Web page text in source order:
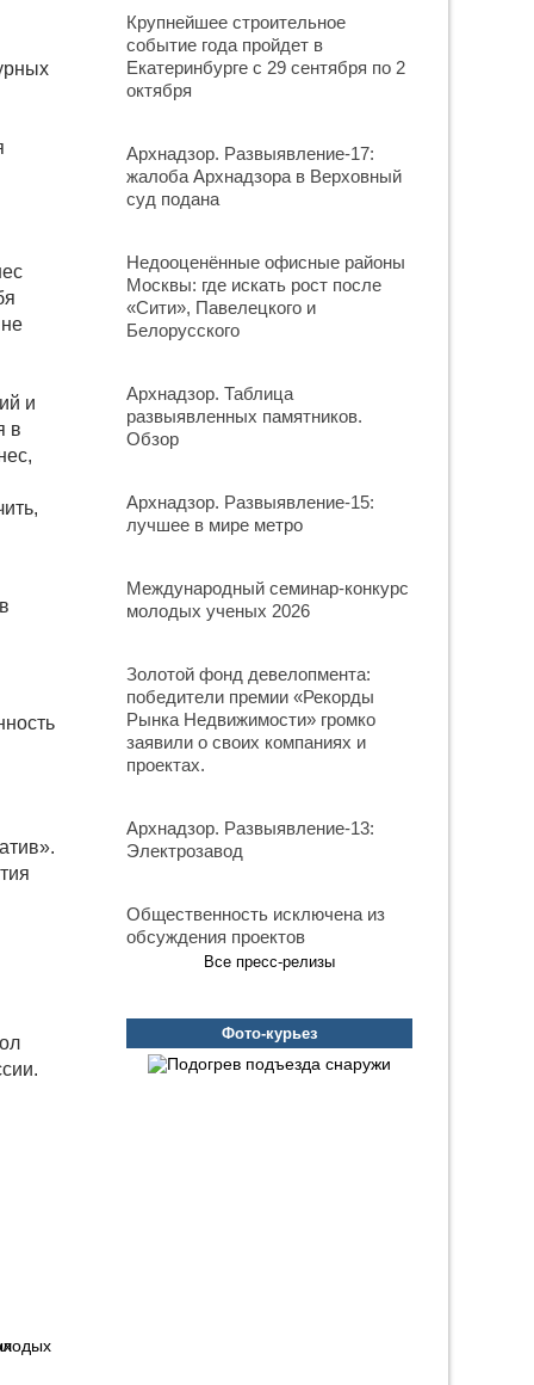
и
в
Крупнейшее строительное
событие года пройдет в
Екатеринбурге с 29 сентября по 2
октября
Архнадзор. Развыявление-17:
жалоба Архнадзора в Верховный
суд подана
Недооценённые офисные районы
Москвы: где искать рост после
«Сити», Павелецкого и
Белорусского
Архнадзор. Таблица
развыявленных памятников.
Обзор
Архнадзор. Развыявление-15:
лучшее в мире метро
Международный семинар-конкурс
молодых ученых 2026
Золотой фонд девелопмента:
победители премии «Рекорды
Рынка Недвижимости» громко
заявили о своих компаниях и
проектах.
Архнадзор. Развыявление-13:
Электрозавод
Общественность исключена из
обсуждения проектов
Все пресс-релизы
Фото-курьез